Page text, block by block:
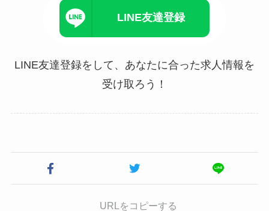
LINE友達登録
LINE友達登録をして、あなたに合った求人情報を
受け取ろう！
URLをコピーする